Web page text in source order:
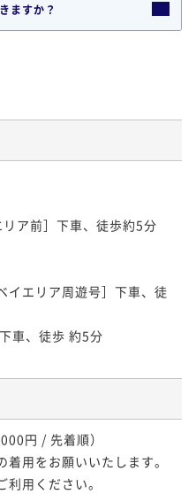
ますか？
ア前］下車、徒歩約5分
イエリア周遊号］下車、徒
車、徒歩 約5分
円 / 先着順）
用をお願いいたします。
用ください。